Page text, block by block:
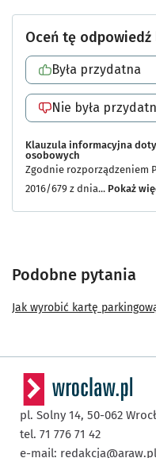
Klauzula informacyjna
osobowych
Zgodnie rozporządzeniem
2016/679 z dnia... Pokaż
sprawie swobodnego
(Dz. Urz. UE L 119 z
Agencja Rozwoju
Wrocławiu, pl. Solny 14,
„Administrator”).
Podobne pytania
Jak wyrobić kartę
pl. Solny 14, 50-062
tel. 71 776 71 42
e-mail: redakcja@araw.pl